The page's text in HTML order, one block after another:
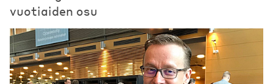
vuotiaiden osu